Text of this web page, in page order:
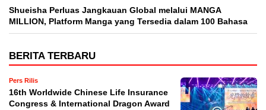
Shueisha Perluas Jangkauan Global melalui MANGA
MILLION, Platform Manga yang Tersedia dalam 100 Bahasa
BERITA TERBARU
Pers Rilis
16th Worldwide Chinese Life Insurance
Congress & International Dragon Award